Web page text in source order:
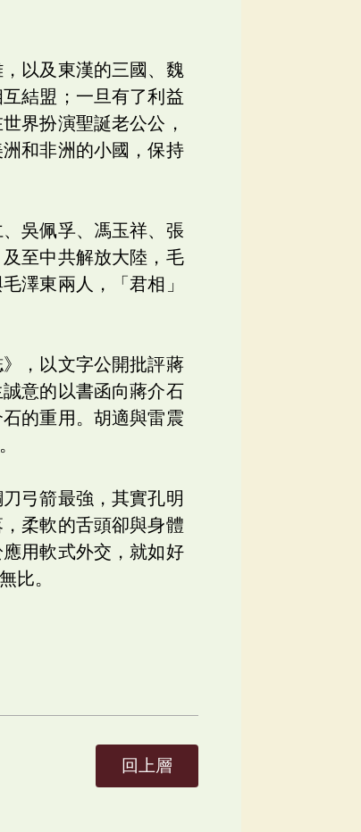
以及東漢的三國、魏
結盟；一旦有了利益
界扮演聖誕老公公，
和非洲的小國，保持
吳佩孚、馮玉祥、張
至中共解放大陸，毛
澤東兩人，「君相」
，以文字公開批評蔣
意的以書函向蔣介石
的重用。胡適與雷震
弓箭最強，其實孔明
柔軟的舌頭卻與身體
用軟式外交，就如好
比。
回上層